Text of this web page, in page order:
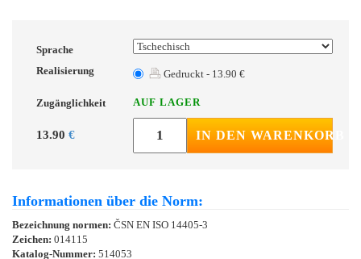
Sprache
Realisierung
Gedruckt - 13.90 €
Zugänglichkeit AUF LAGER
13.90 € IN DEN WARENKORB
Informationen über die Norm:
Bezeichnung normen: ČSN EN ISO 14405-3
Zeichen: 014115
Katalog-Nummer: 514053